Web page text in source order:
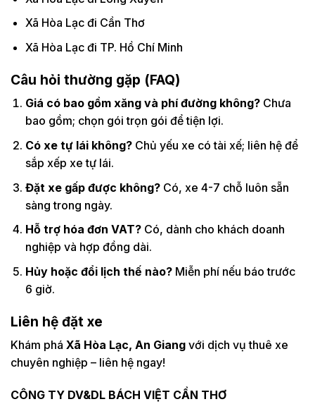
Xã Hòa Lạc đi Cần Thơ
Xã Hòa Lạc đi TP. Hồ Chí Minh
Câu hỏi thường gặp (FAQ)
Giá có bao gồm xăng và phí đường không?Chưa
bao gồm; chọn gói trọn gói để tiện lợi.
Có xe tự lái không?Chủ yếu xe có tài xế; liên hệ để
sắp xếp xe tự lái.
Đặt xe gấp được không?Có, xe 4-7 chỗ luôn sẵn
sàng trong ngày.
Hỗ trợ hóa đơn VAT?Có, dành cho khách doanh
nghiệp và hợp đồng dài.
Hủy hoặc đổi lịch thế nào?Miễn phí nếu báo trước
6 giờ.
Liên hệ đặt xe
Khám phá Xã Hòa Lạc, An Giang với dịch vụ thuê xe
chuyên nghiệp – liên hệ ngay!
CÔNG TY DV&DL BÁCH VIỆT CẦN THƠ